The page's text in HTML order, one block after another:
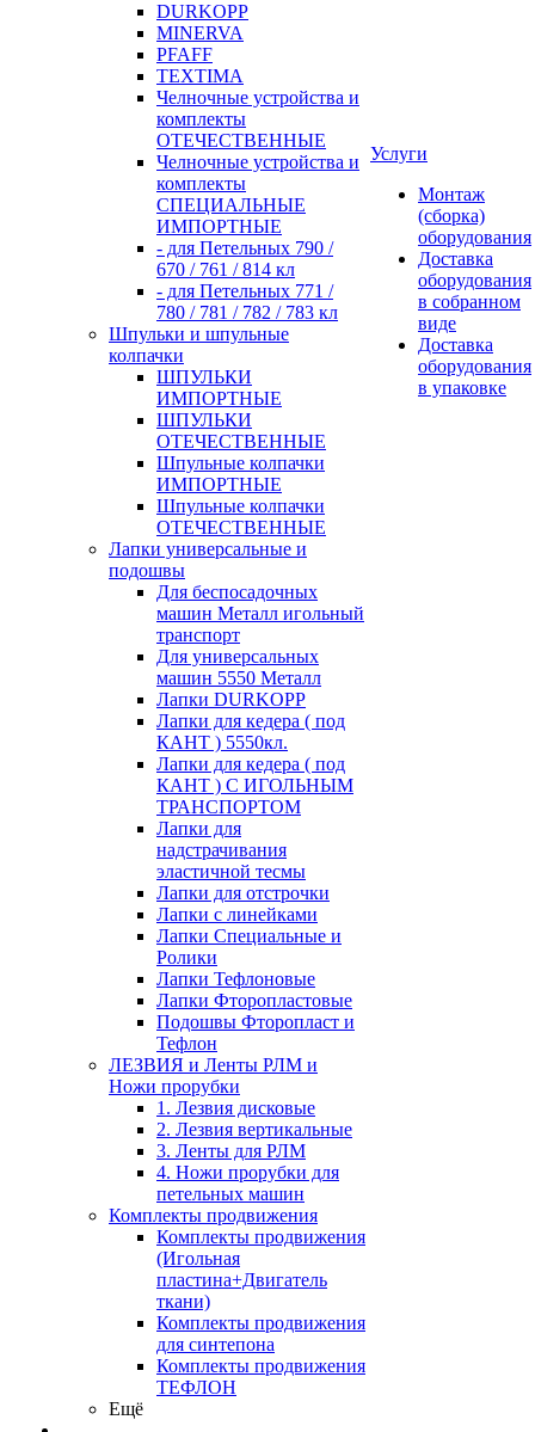
DURKOPP
MINERVA
PFAFF
TEXTIMA
Челночные устройства и
комплекты
ОТЕЧЕСТВЕННЫЕ
Челночные устройства и
комплекты
СПЕЦИАЛЬНЫЕ
ИМПОРТНЫЕ
- для Петельных 790 /
670 / 761 / 814 кл
- для Петельных 771 /
780 / 781 / 782 / 783 кл
Шпульки и шпульные
колпачки
ШПУЛЬКИ
ИМПОРТНЫЕ
ШПУЛЬКИ
ОТЕЧЕСТВЕННЫЕ
Шпульные колпачки
ИМПОРТНЫЕ
Шпульные колпачки
ОТЕЧЕСТВЕННЫЕ
Лапки универсальные и
подошвы
Для беспосадочных
машин Металл игольный
транспорт
Для универсальных
машин 5550 Металл
Лапки DURKOPP
Лапки для кедера ( под
КАНТ ) 5550кл.
Лапки для кедера ( под
КАНТ ) С ИГОЛЬНЫМ
ТРАНСПОРТОМ
Лапки для
надстрачивания
эластичной тесмы
Лапки для отстрочки
Лапки с линейками
Лапки Специальные и
Ролики
Лапки Тефлоновые
Лапки Фторопластовые
Подошвы Фторопласт и
Тефлон
ЛЕЗВИЯ и Ленты РЛМ и
Ножи прорубки
1. Лезвия дисковые
2. Лезвия вертикальные
3. Ленты для РЛМ
4. Ножи прорубки для
петельных машин
Комплекты продвижения
Комплекты продвижения
(Игольная
пластина+Двигатель
ткани)
Комплекты продвижения
для синтепона
Комплекты продвижения
ТЕФЛОН
Ещё
Услуги
Монтаж
(сборка)
оборудования
Доставка
оборудования
в собранном
виде
Доставка
оборудования
в упаковке